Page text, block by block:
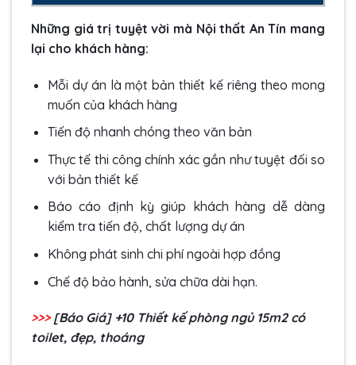
Những giá trị tuyệt vời mà Nội thất An Tín mang
lại cho khách hàng:
Mỗi dự án là một bản thiết kế riêng theo mong
muốn của khách hàng
Tiến độ nhanh chóng theo văn bản
Thực tế thi công chính xác gần như tuyệt đối so
với bản thiết kế
Báo cáo định kỳ giúp khách hàng dễ dàng
kiểm tra tiến độ, chất lượng dự án
Không phát sinh chi phí ngoài hợp đồng
Chế độ bảo hành, sửa chữa dài hạn.
>>>[Báo Giá] +10 Thiết kế phòng ngủ 15m2 có
toilet, đẹp, thoáng